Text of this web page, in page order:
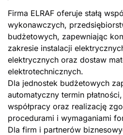
Firma ELRAF oferuje stałą
wykonawczych,
budżetowych, zapewniając
zakresie instalacji
elektrycznych oraz dostaw
elektrotechnicznych.
Dla jednostek budżetowych
automatyczny termin
współpracy oraz realizację
procedurami i wymaganiami
Dla firm i partnerów